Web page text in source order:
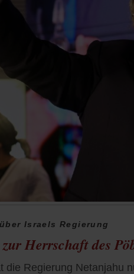
Israels Regierung
Herrschaft des
die Regierung Netanjahu